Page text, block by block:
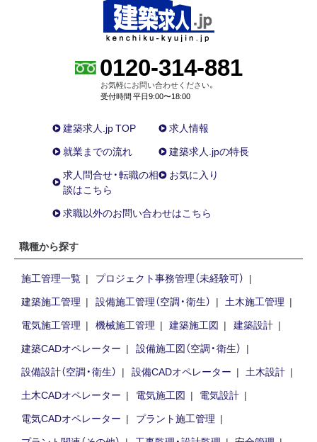
0120-314-881
お気軽にお問い合わせください。
受付時間 平日9:00〜18:00
建築求人.jp TOP
求人情報
就業までの流れ
建築求人.jpの特長
求人問合せ・転職の相
談はこちら
お気に入り
求職以外のお問い合わせはこちら
職種から探す
施工管理一覧
プロジェクト事務管理（未経験可）
建築施工管理
設備施工管理（空調・衛生）
土木施工管理
電気施工管理
機械施工管理 建築施工図
建築設計
建築CADオペレーター
設備施工図（空調・衛生）
設備設計（空調・衛生）
設備CADオペレーター
土木設計
土木CADオペレーター
電気施工図
電気設計
電気CADオペレーター
プラント施工管理